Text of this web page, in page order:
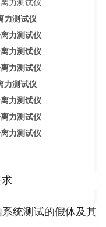
力测试仪
力测试仪
统测试的假体及其